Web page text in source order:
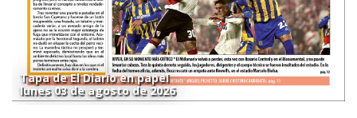
Tapa de El Diario en papel
lunes 03 de agosto de 2026